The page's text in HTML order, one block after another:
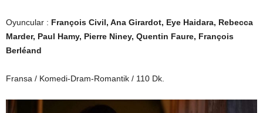
Oyuncular : François Civil, Ana Girardot, Eye Haidara, Rebecca
Marder, Paul Hamy, Pierre Niney, Quentin Faure, François
Berléand
Fransa / Komedi-Dram-Romantik / 110 Dk.